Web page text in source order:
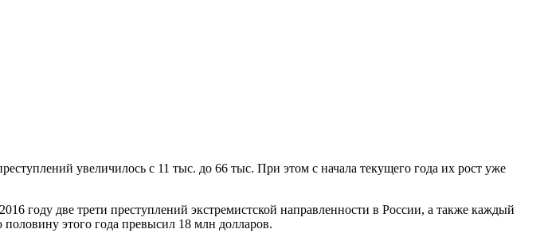
увеличилось с 11 тыс. до 66 тыс. При этом с начала текущего года их рост уже
году две трети преступлений экстремистской направленности в России, а также каждый
этого года превысил 18 млн долларов.